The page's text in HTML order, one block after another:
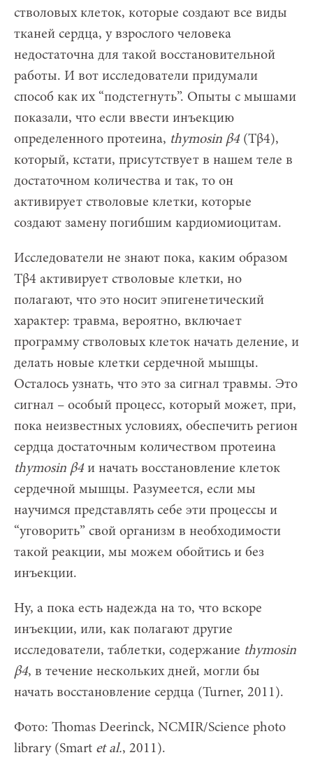
стволовых клеток, которые создают все виды
тканей сердца, у взрослого человека
недостаточна для такой восстановительной
работы. И вот исследователи придумали
способ как их “подстегнуть”. Опыты с мышами
показали, что если ввести инъекцию
определенного протеина, thymosin β4(Tβ4),
который, кстати, присутствует в нашем теле в
достаточном количества и так, то он
активирует стволовые клетки, которые
создают замену погибшим кардиомиоцитам.
Исследователи не знают пока, каким образом
Tβ4 активирует стволовые клетки, но
полагают, что это носит эпигенетический
характер: травма, вероятно, включает
программу стволовых клеток начать деление, и
делать новые клетки сердечной мышцы.
Осталось узнать, что это за сигнал травмы. Это
сигнал – особый процесс, который может, при,
пока неизвестных условиях, обеспечить регион
сердца достаточным количеством протеина
thymosin β4и начать восстановление клеток
сердечной мышцы. Разумеется, если мы
научимся представлять себе эти процессы и
“уговорить” свой организм в необходимости
такой реакции, мы можем обойтись и без
инъекции.
Ну, а пока есть надежда на то, что вскоре
инъекции, или, как полагают другие
исследователи, таблетки, содержание thymosin
β4, в течение нескольких дней, могли бы
начать восстановление сердца (Turner, 2011).
Фото: Thomas Deerinck, NCMIR/Science photo
library (Smart et al., 2011).